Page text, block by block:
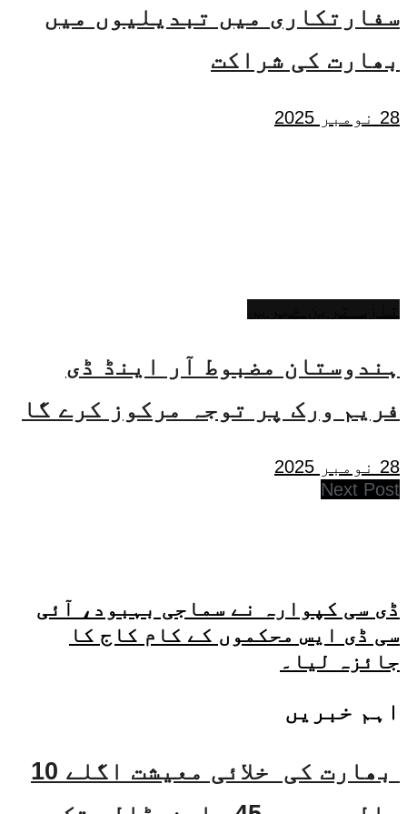
سفارتکاری میں تبدیلیوں میں
بھارت کی شراکت
28 نومبر 2025
ہندوستان مضبوط آر اینڈ ڈی
فریم ورک پر توجہ مرکوز کرے گا
28 نومبر 2025
Next Post
ڈی سی کپوارہ نے سماجی بہبود، آئی
سی ڈی ایس محکموں کے کام کاج کا
جائزہ لیا۔
اہم خبریں
بھارت کی خلائی معیشت اگلے 10